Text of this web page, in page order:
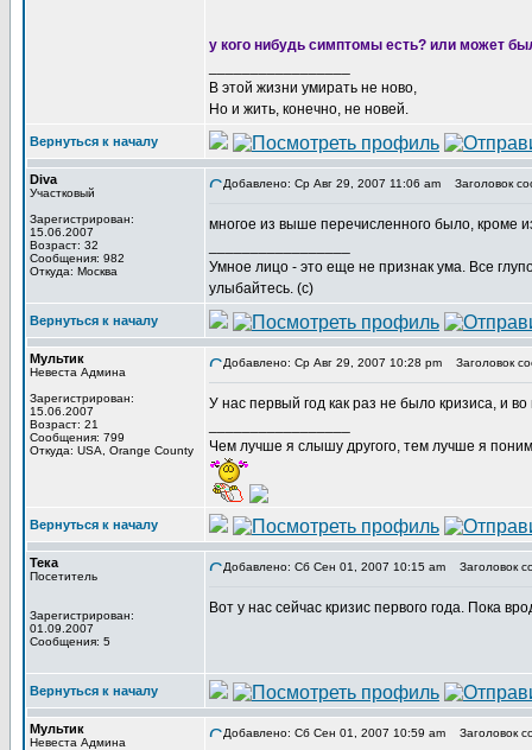
у кого нибудь симптомы есть? или может
В этой жизни умирать не ново,
Но и жить, конечно, не новей.
Вернуться к началу
Diva
Участковый
Зарегистрирован:
15.06.2007
Возраст: 32
Сообщения: 982
Откуда: Москва
Добавлено: Ср Авг 29, 2007 11:06 am Заголовок
многое из выше перечисленного было, кроме
Умное лицо - это еще не признак ума. Все
улыбайтесь. (с)
Вернуться к началу
Мультик
Невеста Админа
Зарегистрирован:
15.06.2007
Возраст: 21
Сообщения: 799
Откуда: USA, Orange County
Добавлено: Ср Авг 29, 2007 10:28 pm Заголовок
У нас первый год как раз не было кризиса, и
Чем лучше я слышу другого, тем лучше я
Вернуться к началу
Тека
Посетитель
Зарегистрирован:
01.09.2007
Сообщения: 5
Добавлено: Сб Сен 01, 2007 10:15 am Заголовок
Вот у нас сейчас кризис первого года. Пока
Вернуться к началу
Мультик
Невеста Админа
Добавлено: Сб Сен 01, 2007 10:59 am Заголовок